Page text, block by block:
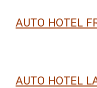
AUTO HOTEL
AUTO HOTEL